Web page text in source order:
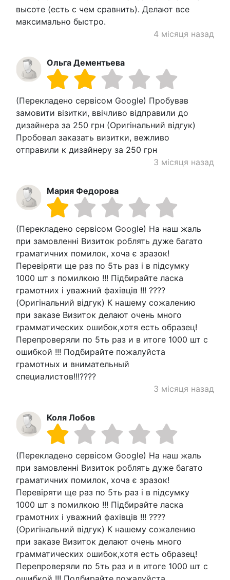
высоте (есть с чем сравнить). Делают все
максимально быстро.
4 місяця назад
Ольга Дементьева
(Перекладено сервісом Google) Пробував
замовити візитки, ввічливо відправили до
дизайнера за 250 грн (Оригінальний відгук)
Пробовал заказать визитки, вежливо
отправили к дизайнеру за 250 грн
3 місяця назад
Мария Федорова
(Перекладено сервісом Google) На наш жаль
при замовленні Визиток роблять дуже багато
граматичних помилок, хоча є зразок!
Перевіряти ще раз по 5ть раз і в підсумку
1000 шт з помилкою !!! Підбирайте ласка
грамотних і уважний фахівців !!! ????
(Оригінальний відгук) К нашему сожалению
при заказе Визиток делают очень много
грамматических ошибок,хотя есть образец!
Перепроверяли по 5ть раз и в итоге 1000 шт с
ошибкой !!! Подбирайте пожалуйста
грамотных и внимательный
специалистов!!!????
3 місяця назад
Коля Лобов
(Перекладено сервісом Google) На наш жаль
при замовленні Визиток роблять дуже багато
граматичних помилок, хоча є зразок!
Перевіряти ще раз по 5ть раз і в підсумку
1000 шт з помилкою !!! Підбирайте ласка
грамотних і уважний фахівців !!! ????
(Оригінальний відгук) К нашему сожалению
при заказе Визиток делают очень много
грамматических ошибок,хотя есть образец!
Перепроверяли по 5ть раз и в итоге 1000 шт с